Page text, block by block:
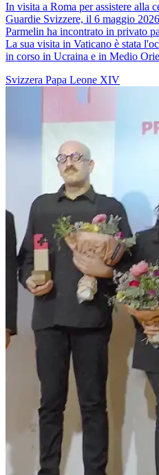
In visita a Roma per assistere alla
Guardie Svizzere, il 6 maggio
Parmelin ha incontrato in privato
La sua visita in Vaticano è stata
in corso in Ucraina e in Medio
Svizzera Papa Leone XIV